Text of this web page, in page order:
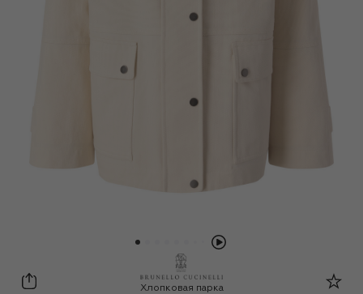
Brunello Cucinelli
Хлопковая парка